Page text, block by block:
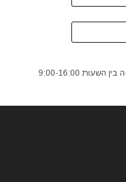
השעות 9:00-16:00